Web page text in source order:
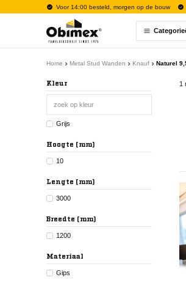
Voor 14:00 besteld, morgen op de bouw
Home Metal Stud Wanden Knauf Naturel
Kleur
Grijs
Hoogte (mm)
10
Lengte (mm)
3000
Breedte (mm)
1200
Materiaal
Gips
1